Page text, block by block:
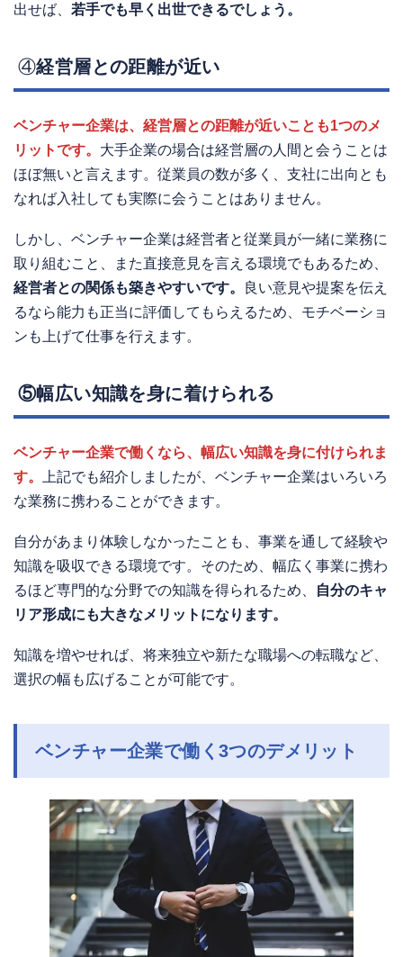
出せば、 若手でも早く出世できるでしょう。
④経営層との距離が近い
ベンチャー企業は、経営層との距離が近いことも1つのメ
リットです。 大手企業の場合は経営層の人間と会うことは
ほぼ無いと言えます。従業員の数が多く、支社に出向とも
なれば入社しても実際に会うことはありません。
しかし、ベンチャー企業は経営者と従業員が一緒に業務に
取り組むこと、また直接意見を言える環境でもあるため、
経営者との関係も築きやすいです。
良い意見や提案を伝え
るなら能力も正当に評価してもらえるため、モチベーショ
ンも上げて仕事を行えます。
⑤幅広い知識を身に着けられる
ベンチャー企業で働くなら、幅広い知識を身に付けられま
す。
上記でも紹介しましたが、ベンチャー企業はいろいろ
な業務に携わることができます。
自分があまり体験しなかったことも、事業を通して経験や
知識を吸収できる環境です。そのため、幅広く事業に携わ
るほど専門的な分野での知識を得られるため、
自分のキャ
リア形成にも大きなメリットになります。
知識を増やせれば、将来独立や新たな職場への転職など、
選択の幅も広げることが可能です。
ベンチャー企業で働く3つのデメリット